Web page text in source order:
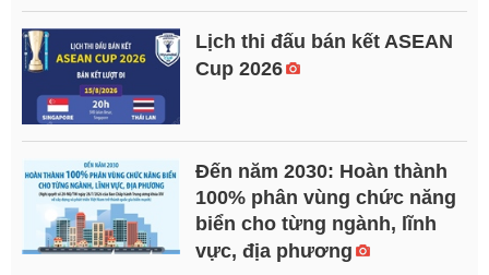
Lịch thi đấu bán kết ASEAN
Cup 2026
Đến năm 2030: Hoàn thành
100% phân vùng chức năng
biển cho từng ngành, lĩnh
vực, địa phương